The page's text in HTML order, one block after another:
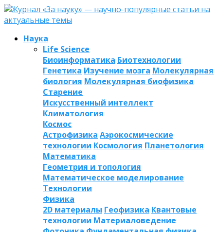
Наука
Life Science
Биоинформатика Биотехнологии
Генетика Изучение мозга Молекулярная
биология Молекулярная биофизика
Старение
Искусственный интеллект
Климатология
Космос
Астрофизика Аэрокосмические
технологии Космология Планетология
Математика
Геометрия и топология
Математическое моделирование
Технологии
Физика
2D материалы Геофизика Квантовые
технологии Материаловедение